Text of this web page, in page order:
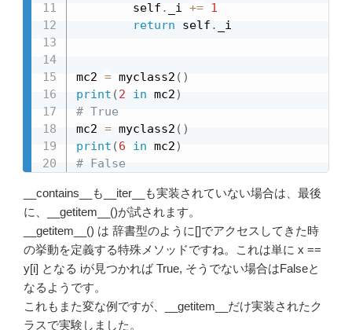
        self
. _i += 1
return self . _i
mc2 = myclass2 ( )
print (2 in mc2)
# True
mc2 = myclass2 ( )
print (6 in mc2)
# False
__contains__も__iter__も実装されていない場合は、最後
に、__getitem__()が試されます。
__getitem__() は 辞書型のように[]でアクセスしてきた時
の挙動を定義する特殊メソッドですね。これは単に x ==
y[i] となる iが見つかれば True, そうでない場合はFalseと
なるようです。
これもまた変な例ですが、__getitem__だけ実装されたク
ラスで実験しました。